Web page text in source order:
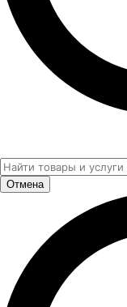
Отмена